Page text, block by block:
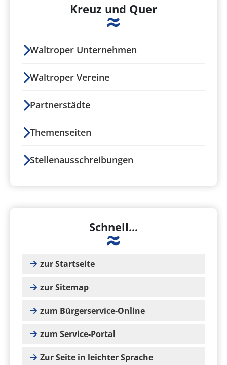
Kreuz und Quer
Waltroper Unternehmen
Waltroper Vereine
Partnerstädte
Themenseiten
Stellenausschreibungen
Schnell...
zur Startseite
zur Sitemap
zum Bürgerservice-Online
zum Service-Portal
Zur Seite in leichter Sprache